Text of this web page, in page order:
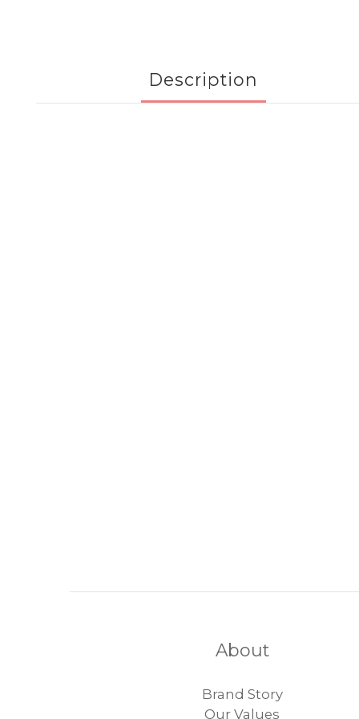
Description
About
Brand Story
Our Values